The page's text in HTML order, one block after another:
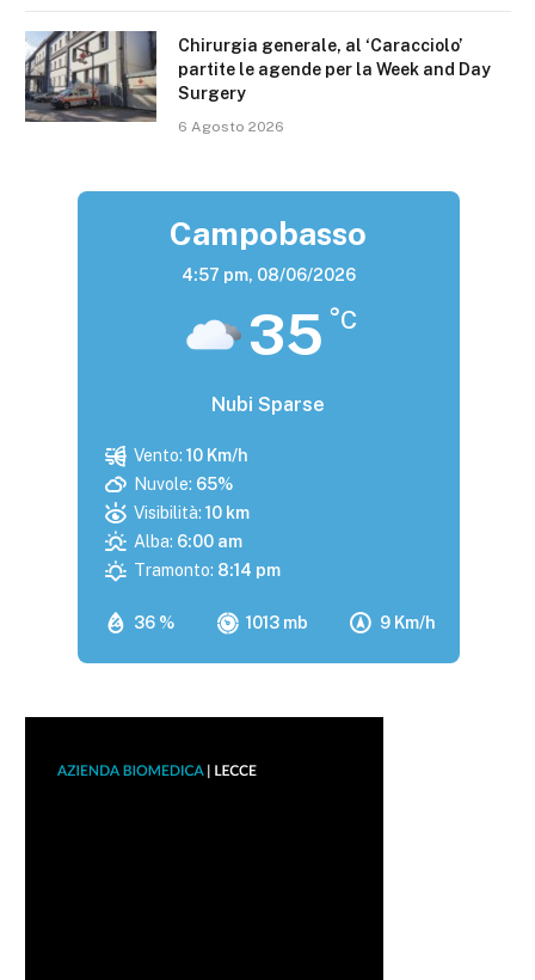
Chirurgia generale, al ‘Caracciolo’
partite le agende per la Week and Day
Surgery
6 Agosto 2026
Campobasso
4:57 pm, 08/06/2026
35 °C
Nubi Sparse
36 % 1013 mb 9 Km/h
Vento: 10 Km/h
Nuvole: 65%
Visibilità: 10 km
Alba: 6:00 am
Tramonto: 8:14 pm